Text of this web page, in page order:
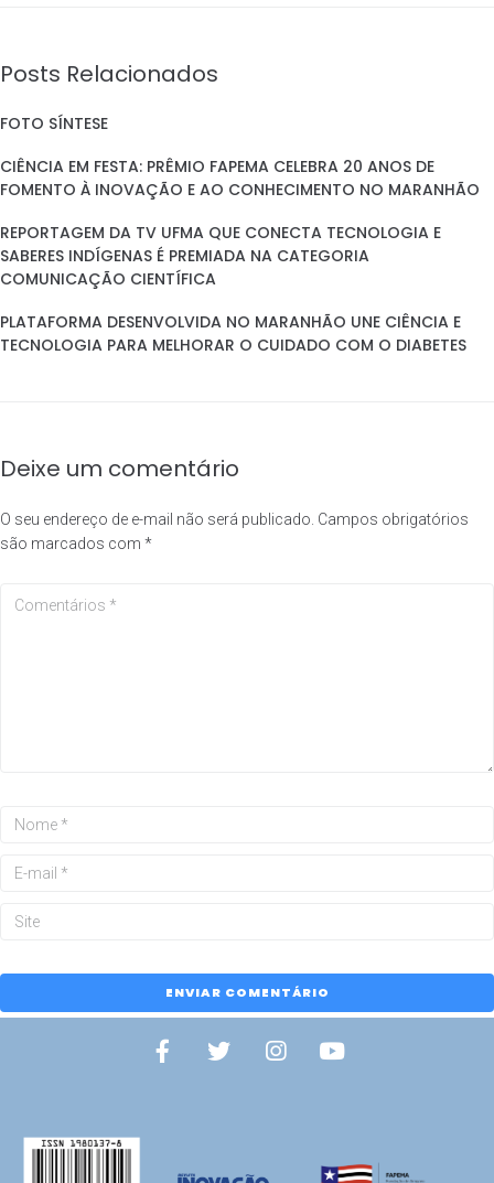
Posts Relacionados
FOTO SÍNTESE
CIÊNCIA EM FESTA: PRÊMIO FAPEMA CELEBRA 20 ANOS DE
FOMENTO À INOVAÇÃO E AO CONHECIMENTO NO MARANHÃO
REPORTAGEM DA TV UFMA QUE CONECTA TECNOLOGIA E
SABERES INDÍGENAS É PREMIADA NA CATEGORIA
COMUNICAÇÃO CIENTÍFICA
PLATAFORMA DESENVOLVIDA NO MARANHÃO UNE CIÊNCIA E
TECNOLOGIA PARA MELHORAR O CUIDADO COM O DIABETES
Deixe um comentário
O seu endereço de e-mail não será publicado. Campos obrigatórios
são marcados com *